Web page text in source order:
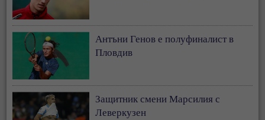
Антъни Генов е полуфиналист в
Пловдив
Защитник смени Марсилия с
Леверкузен